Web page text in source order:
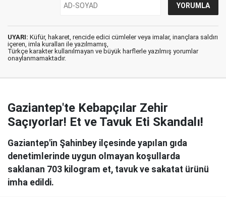
UYARI: Küfür, hakaret, rencide edici cümleler veya imalar, inançlara saldırı
içeren, imla kuralları ile yazılmamış,
Türkçe karakter kullanılmayan ve büyük harflerle yazılmış yorumlar
onaylanmamaktadır.
Gaziantep'te Kebapçılar Zehir
Saçıyorlar! Et ve Tavuk Eti Skandalı!
Gaziantep'in Şahinbey ilçesinde yapılan gıda
denetimlerinde uygun olmayan koşullarda
saklanan 703 kilogram et, tavuk ve sakatat ürünü
imha edildi.